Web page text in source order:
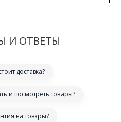
И ОТВЕТЫ
доставка?
и посмотреть товары?
на товары?